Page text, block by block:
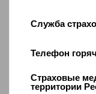
Служба
Телефон
Страховые
территории